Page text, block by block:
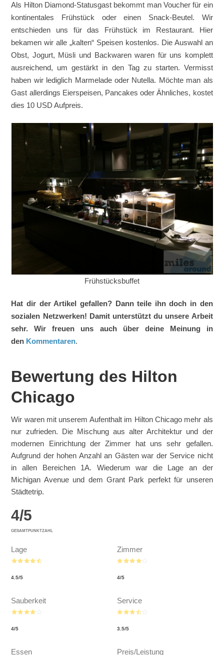
Als Hilton Diamond-Statusgast bekommt man Voucher für ein
kontinentales Frühstück oder einen Snack-Beutel. Wir
entschieden uns für das Frühstück im Restaurant. Hier
bekamen wir alle „kalten“ Speisen kostenlos. Die Auswahl an
Obst, Jogurt, Müsli und Backwaren waren für uns komplett
ausreichend, um gestärkt in den Tag zu starten. Vermisst
haben wir lediglich Marmelade oder Nutella. Möchte man als
Gast allerdings Eierspeisen, Pancakes oder Ähnliches, kostet
dies 10 USD Aufpreis.
Frühstücksbuffet
Hat dir der Artikel gefallen? Dann teile ihn doch in den
sozialen Netzwerken! Damit unterstützt du unsere Arbeit
sehr. Wir freuen uns auch über deine Meinung in
den Kommentaren.
Bewertung des Hilton
Chicago
Wir waren mit unserem Aufenthalt im Hilton Chicago mehr als
nur zufrieden. Die Mischung aus alter Architektur und der
modernen Einrichtung der Zimmer hat uns sehr gefallen.
Aufgrund der hohen Anzahl an Gästen war der Service nicht
in allen Bereichen 1A. Wiederum war die Lage an der
Michigan Avenue und dem Grant Park perfekt für unseren
Städtetrip.
Lage
4.5/5
Zimmer
4/5
Sauberkeit
4/5
Service
3.5/5
Essen Preis/Leistung
4/5
GESAMTPUNKTZAHL